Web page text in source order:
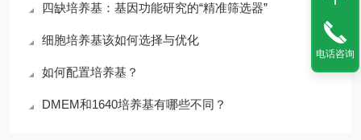
四缺培养基：基因功能研究的“精准筛选器”
细胞培养基该如何选择与优化
如何配置培养基？
DMEM和1640培养基有哪些不同？
电话咨询